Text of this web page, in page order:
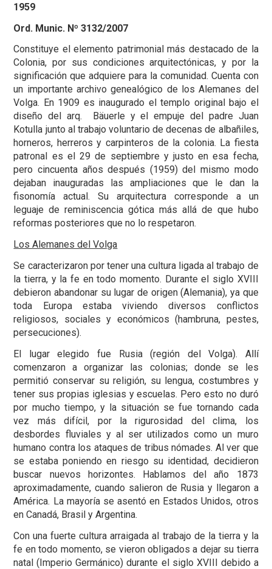
1959
Ord. Munic. Nº 3132/2007
Constituye el elemento patrimonial más destacado de la
Colonia, por sus condiciones arquitectónicas, y por la
significación que adquiere para la comunidad. Cuenta con
un importante archivo genealógico de los Alemanes del
Volga. En 1909 es inaugurado el templo original bajo el
diseño del arq. Bäuerle y el empuje del padre Juan
Kotulla junto al trabajo voluntario de decenas de albañiles,
horneros, herreros y carpinteros de la colonia. La fiesta
patronal es el 29 de septiembre y justo en esa fecha,
pero cincuenta años después (1959) del mismo modo
dejaban inauguradas las ampliaciones que le dan la
fisonomía actual. Su arquitectura corresponde a un
leguaje de reminiscencia gótica más allá de que hubo
reformas posteriores que no lo respetaron.
Los Alemanes del Volga
Se caracterizaron por tener una cultura ligada al trabajo de
la tierra, y la fe en todo momento. Durante el siglo XVIII
debieron abandonar su lugar de origen (Alemania), ya que
toda Europa estaba viviendo diversos conflictos
religiosos, sociales y económicos (hambruna, pestes,
persecuciones).
El lugar elegido fue Rusia (región del Volga). Allí
comenzaron a organizar las colonias; donde se les
permitió conservar su religión, su lengua, costumbres y
tener sus propias iglesias y escuelas. Pero esto no duró
por mucho tiempo, y la situación se fue tornando cada
vez más difícil, por la rigurosidad del clima, los
desbordes fluviales y al ser utilizados como un muro
humano contra los ataques de tribus nómades. Al ver que
se estaba poniendo en riesgo su identidad, decidieron
buscar nuevos horizontes. Hablamos del año 1873
aproximadamente, cuando salieron de Rusia y llegaron a
América. La mayoría se asentó en Estados Unidos, otros
en Canadá, Brasil y Argentina.
Con una fuerte cultura arraigada al trabajo de la tierra y la
fe en todo momento, se vieron obligados a dejar su tierra
natal (Imperio Germánico) durante el siglo XVIII debido a